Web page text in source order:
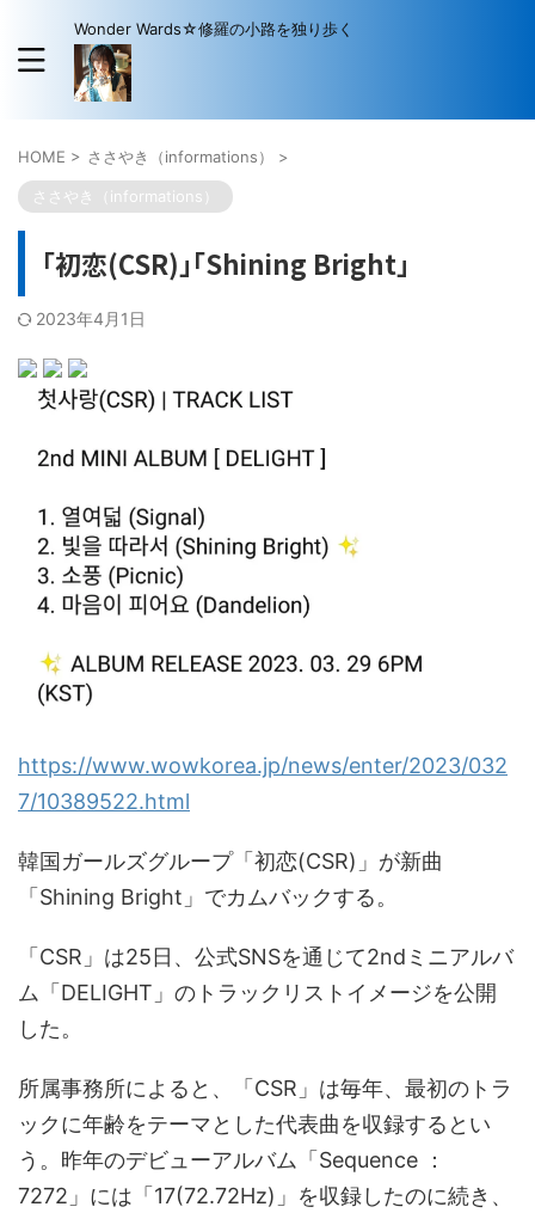
Wonder Wards☆修羅の小路を独り歩く
HOME > ささやき（informations） >
ささやき（informations）
｢初恋(CSR)｣｢Shining Bright｣
2023年4月1日
https://www.wowkorea.jp/news/enter/2023/032
7/10389522.html
韓国ガールズグループ「初恋(CSR)」が新曲
「Shining Bright」でカムバックする。
「CSR」は25日、公式SNSを通じて2ndミニアルバ
ム「DELIGHT」のトラックリストイメージを公開
した。
所属事務所によると、「CSR」は毎年、最初のトラ
ックに年齢をテーマとした代表曲を収録するとい
う。昨年のデビューアルバム「Sequence ：
7272」には「17(72.72Hz)」を収録したのに続き、